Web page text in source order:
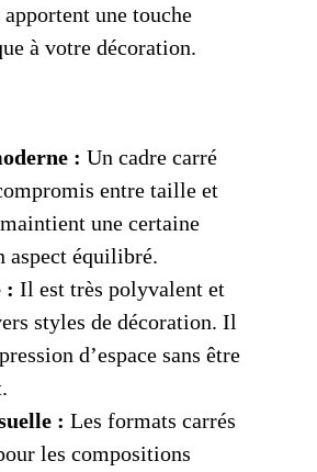
une touche
à votre décoration.
: Un cadre carré
entre taille et
une certaine
aspect équilibré.
: Il est très polyvalent et
styles de décoration. Il
d’espace sans être
: Les formats carrés
les compositions